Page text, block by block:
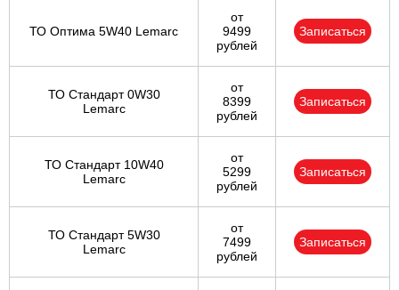
ТО Оптима 5W40 Lemarc
от
9499
рублей
Записаться
ТО Стандарт 0W30
Lemarc
от
8399
рублей
Записаться
ТО Стандарт 10W40
Lemarc
от
5299
рублей
Записаться
ТО Стандарт 5W30
Lemarc
от
7499
рублей
Записаться